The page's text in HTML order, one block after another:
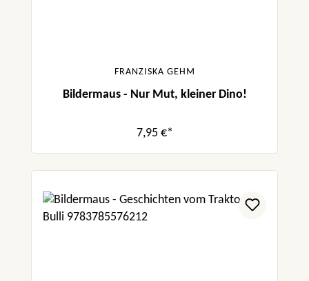
FRANZISKA GEHM
Bildermaus - Nur Mut, kleiner Dino!
7,95 €*